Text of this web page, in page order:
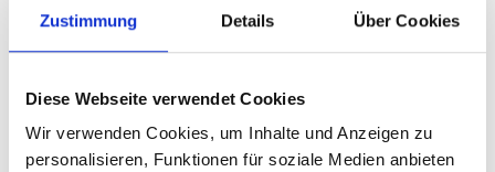
Zustimmung Details Über Cookies
Diese Webseite verwendet Cookies
Wir verwenden Cookies, um Inhalte und Anzeigen zu
personalisieren, Funktionen für soziale Medien anbieten
Gehölzlehrpfad Nittweg
Entlang des Gehölzlehrpfades Nittweg können
entdeckt werden. Auf dem 4 km langen Weg